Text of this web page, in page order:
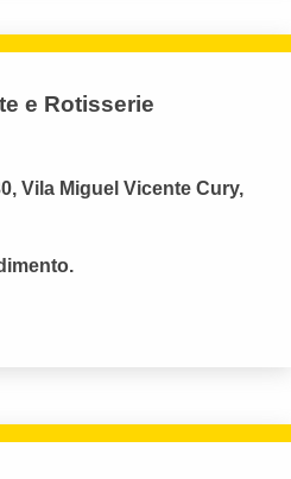
e Rotisserie
Vila Miguel Vicente Cury,